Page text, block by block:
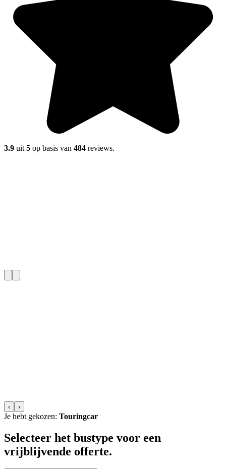
3.9 uit 5 op basis van 484 reviews.
‹ ›
Je hebt gekozen: Touringcar
Selecteer het bustype voor een
vrijblijvende offerte.